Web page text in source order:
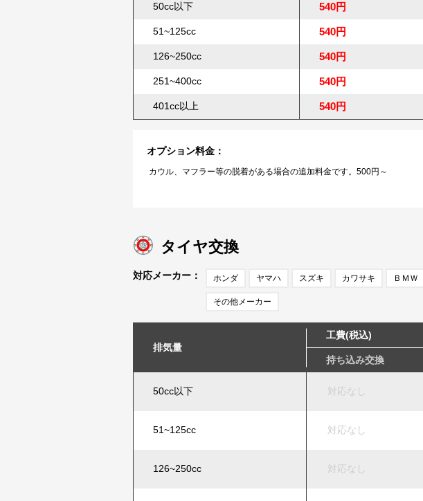
50cc以下 540円
51~125cc 540円
126~250cc 540円
251~400cc 540円
401cc以上 540円
オプション料金：
カウル、マフラー等の脱着がある場合の追加料金です。500円～
タイヤ交換
対応メーカー： ホンダ ヤマハ スズキ カワサキ ＢＭＷ
その他メーカー
排気量
工費(税込)
持ち込み交換
50cc以下 対応なし
51~125cc 対応なし
126~250cc 対応なし